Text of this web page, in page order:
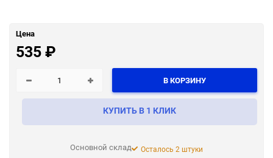
Цена
535₽
В КОРЗИНУ
КУПИТЬ В 1 КЛИК
Основной склад Осталось 2 штуки